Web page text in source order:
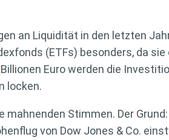
an Liquidität in den letzten
(ETFs) besonders, da
Euro werden die
locken.
Stimmen. Der
von Dow Jones & Co.